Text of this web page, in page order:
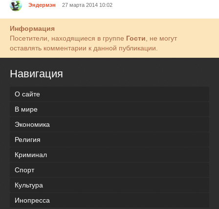
Эндермэн 27 марта 2014 10:02
Информация
Посетители, находящиеся в группе Гости , не могут
оставлять комментарии к данной публикации.
Навигация
О сайте
В мире
Экономика
Религия
Криминал
Спорт
Культура
Инопресса